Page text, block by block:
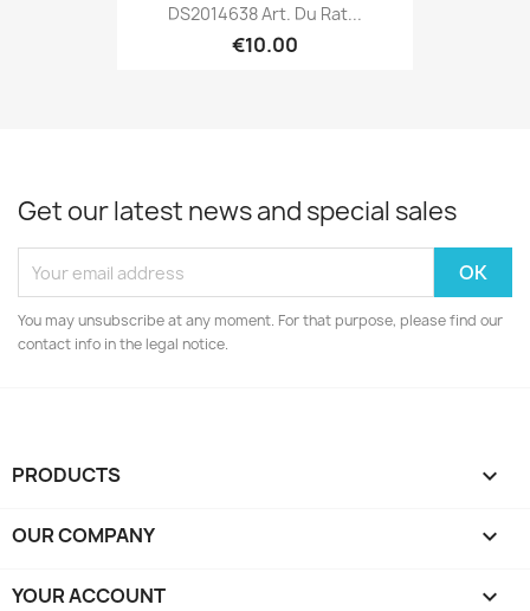
DS2014638 Art. Du Rat...
€10.00
Get our latest news and special sales
You may unsubscribe at any moment. For that purpose, please find our
contact info in the legal notice.
PRODUCTS 
OUR COMPANY 
YOUR ACCOUNT 